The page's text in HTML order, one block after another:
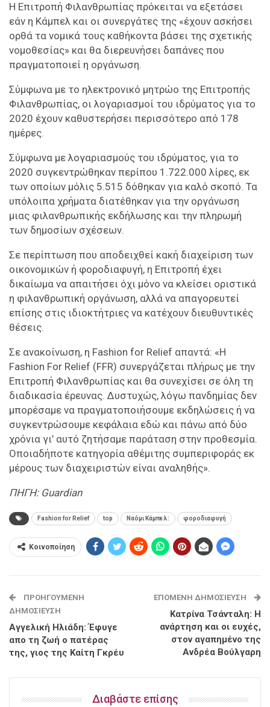
Η Επιτροπή Φιλανθρωπίας πρόκειται να εξετάσει
εάν η Κάμπελ και οι συνεργάτες της «έχουν ασκήσει
ορθά τα νομικά τους καθήκοντα βάσει της σχετικής
νομοθεσίας» και θα διερευνήσει δαπάνες που
πραγματοποιεί η οργάνωση.
Σύμφωνα με το ηλεκτρονικό μητρώο της Επιτροπής
Φιλανθρωπίας, οι λογαριασμοί του ιδρύματος για το
2020 έχουν καθυστερήσει περισσότερο από 178
ημέρες.
Σύμφωνα με λογαριασμούς του ιδρύματος, για το
2020 συγκεντρώθηκαν περίπου 1.722.000 λίρες, εκ
των οποίων μόλις 5.515 δόθηκαν για καλό σκοπό. Τα
υπόλοιπα χρήματα διατέθηκαν για την οργάνωση
μιας φιλανθρωπικής εκδήλωσης και την πληρωμή
των δημοσίων σχέσεων.
Σε περίπτωση που αποδειχθεί κακή διαχείριση των
οικονομικών ή φοροδιαφυγή, η Επιτροπή έχει
δικαίωμα να απαιτήσει όχι μόνο να κλείσει οριστικά
η φιλανθρωπική οργάνωση, αλλά να απαγορευτεί
επίσης στις ιδιοκτήτριες να κατέχουν διευθυντικές
θέσεις.
Σε ανακοίνωση, η Fashion for Relief απαντά: «Η
Fashion For Relief (FFR) συνεργάζεται πλήρως με την
Επιτροπή Φιλανθρωπίας και θα συνεχίσει σε όλη τη
διαδικασία έρευνας. Δυστυχώς, λόγω πανδημίας δεν
μπορέσαμε να πραγματοποιήσουμε εκδηλώσεις ή να
συγκεντρώσουμε κεφάλαια εδώ και πάνω από δύο
χρόνια γι’ αυτό ζητήσαμε παράταση στην προθεσμία.
Οποιαδήποτε κατηγορία αθέμιτης συμπεριφοράς εκ
μέρους των διαχειριστών είναι αναληθής».
ΠΗΓΗ: Guardian
Fashion for Relief top Ναόμι Κάμπελ: φοροδιαφυγή
Κοινοποίηση
ΠΡΟΗΓΟΎΜΕΝΗ
ΔΗΜΟΣΊΕΥΣΗ
Αγγελική Ηλιάδη: Έφυγε
απο τη ζωή ο πατέρας
της, γιος της Καίτη Γκρέυ
ΕΠΌΜΕΝΗ ΔΗΜΟΣΊΕΥΣΗ
Κατρίνα Τσάνταλη: Η
ανάρτηση και οι ευχές,
στον αγαπημένο της
Ανδρέα Βούλγαρη
Διαβάστε επίσης